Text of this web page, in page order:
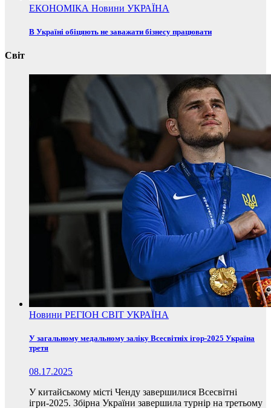
ЕКОНОМІКА Новини УКРАЇНА
В Україні обіцяють не заважати бізнесу працювати
Світ
Новини РЕГІОН СВІТ УКРАЇНА
У загальному медальному заліку Всесвітніх ігор-2025 Україна
третя
08.17.2025
У китайському місті Ченду завершилися Всесвітні
ігри-2025. Збірна України завершила турнір на третьому